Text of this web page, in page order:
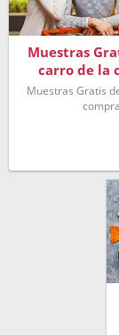
Muestras
carro de la
Muestras Gratis
compra